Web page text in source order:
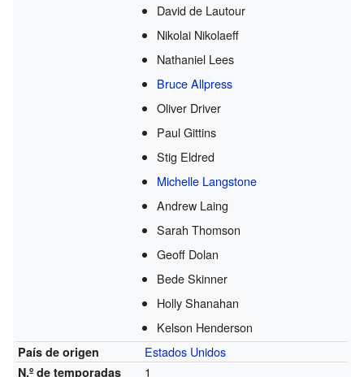
David de Lautour
Nikolai Nikolaeff
Nathaniel Lees
Bruce Allpress
Oliver Driver
Paul Gittins
Stig Eldred
Michelle Langstone
Andrew Laing
Sarah Thomson
Geoff Dolan
Bede Skinner
Holly Shanahan
Kelson Henderson
País de origen Estados Unidos
N.º de temporadas 1